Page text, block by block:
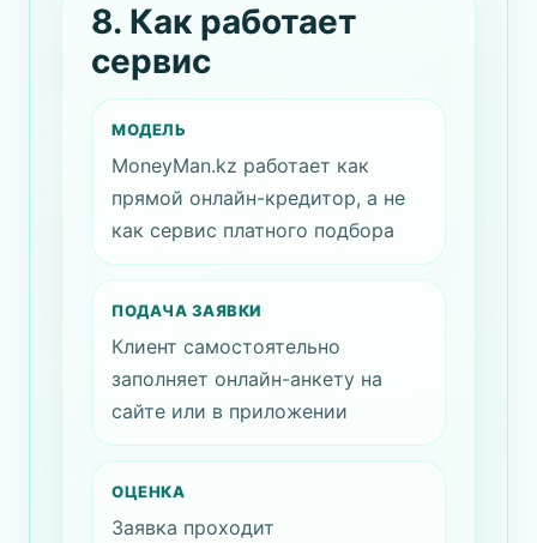
8. Как работает
сервис
МОДЕЛЬ
MoneyMan.kz работает как
прямой онлайн-кредитор, а не
как сервис платного подбора
ПОДАЧА ЗАЯВКИ
Клиент самостоятельно
заполняет онлайн-анкету на
сайте или в приложении
ОЦЕНКА
Заявка проходит